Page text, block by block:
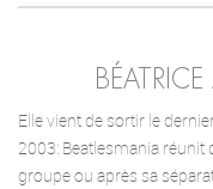
Elle vient de sortir le
2003: Beatlesmania
groupe ou après sa